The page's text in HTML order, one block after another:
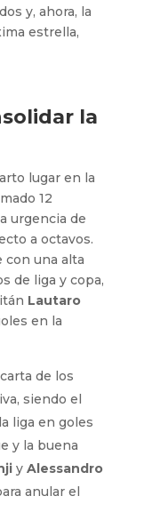
y, ahora, la
estrella,
la
lugar en la
12
urgencia de
a octavos.
con una alta
de liga y copa,
Lautaro
en la
de los
siendo el
liga en goles
y la buena
y Alessandro
anular el